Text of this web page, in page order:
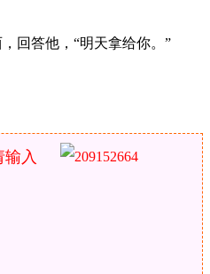
回答他，“明天拿给你。”
入